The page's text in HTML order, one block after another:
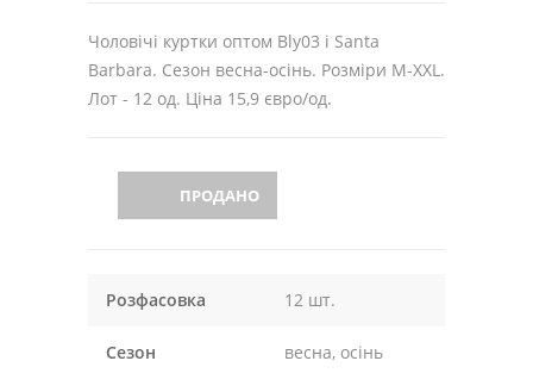
Чоловічі куртки оптом Bly03 і Santa
Barbara. Сезон весна-осінь. Розміри M-XXL.
Лот - 12 од. Ціна 15,9 євро/од.
ПРОДАНО
Розфасовка 12 шт.
Сезон весна, осінь